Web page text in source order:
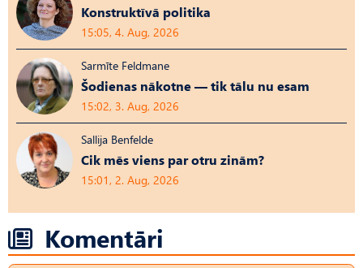
Konstruktīvā politika
15:05, 4. Aug, 2026
Sarmīte Feldmane
Šodienas nākotne — tik tālu nu esam
15:02, 3. Aug, 2026
Sallija Benfelde
Cik mēs viens par otru zinām?
15:01, 2. Aug, 2026
Komentāri